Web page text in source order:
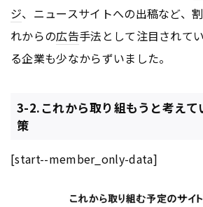
ジ、ニュースサイトへの出稿など、
れからの広告手法として注目されて
る企業も少なからずいました。
3-2.これから取り組もうと考え
策
[start--member_only-data]